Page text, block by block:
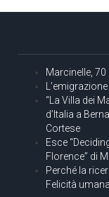
Marcinelle,
“La Villa dei
d’Italia a
Cortese
Esce
Florence” di
Perché la
Felicità